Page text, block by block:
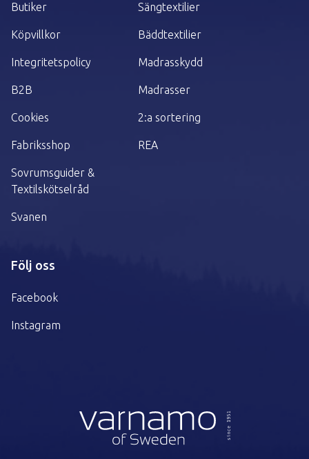
Butiker
Köpvillkor
Integritetspolicy
B2B
Cookies
Fabriksshop
Sovrumsguider &
Textilskötselråd
Svanen
Sängtextilier
Bäddtextilier
Madrasskydd
Madrasser
2:a sortering
REA
Följ oss
Facebook
Instagram